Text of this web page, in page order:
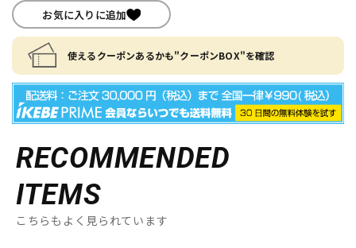
お気に入りに追加
使えるクーポンあるかも"クーポンBOX"を確認
RECOMMENDED
ITEMS
こちらもよく見られています